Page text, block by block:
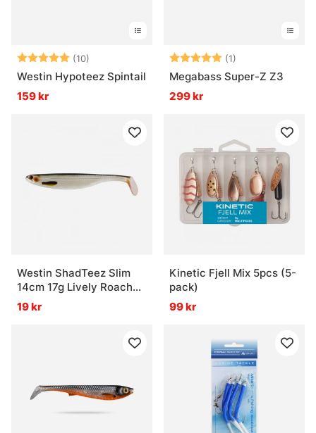
Betyg: (10)
5.0 utav 5 stjärnor
Westin Hypoteez Spintail
159 kr
Betyg: (1)
Megabass Super-Z Z3
299 kr
Westin ShadTeez Slim
14cm 17g Lively Roach
(bulk)
19 kr
Kinetic Fjell Mix 5pcs (5-
pack)
99 kr